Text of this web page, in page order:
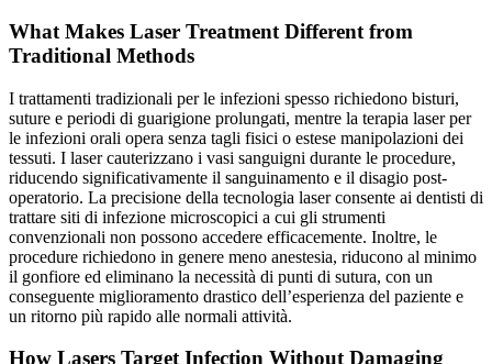
What Makes Laser Treatment Different from
Traditional Methods
I trattamenti tradizionali per le infezioni spesso richiedono bisturi,
suture e periodi di guarigione prolungati, mentre la terapia laser per
le infezioni orali opera senza tagli fisici o estese manipolazioni dei
tessuti. I laser cauterizzano i vasi sanguigni durante le procedure,
riducendo significativamente il sanguinamento e il disagio post-
operatorio. La precisione della tecnologia laser consente ai dentisti di
trattare siti di infezione microscopici a cui gli strumenti
convenzionali non possono accedere efficacemente. Inoltre, le
procedure richiedono in genere meno anestesia, riducono al minimo
il gonfiore ed eliminano la necessità di punti di sutura, con un
conseguente miglioramento drastico dell’esperienza del paziente e
un ritorno più rapido alle normali attività.
How Lasers Target Infection Without Damaging